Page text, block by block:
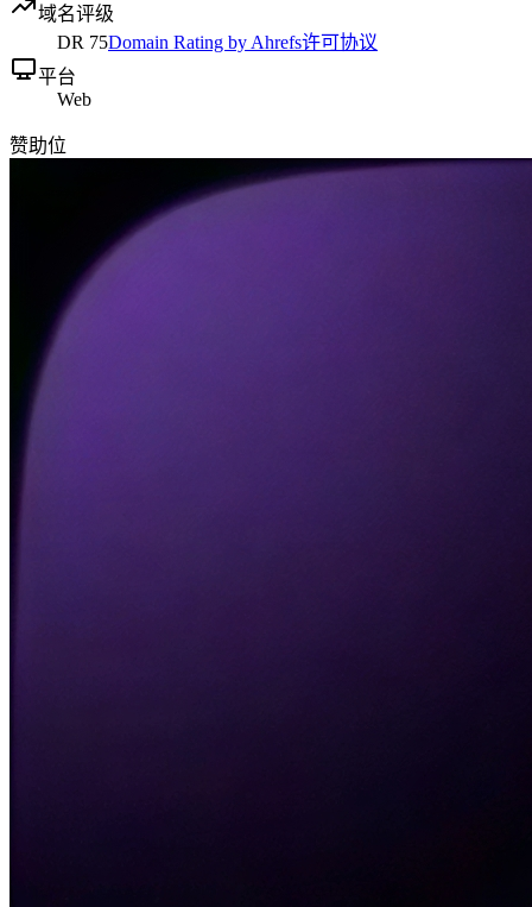
域名评级
DR 75Domain Rating by Ahrefs许可协议
平台
Web
赞助位